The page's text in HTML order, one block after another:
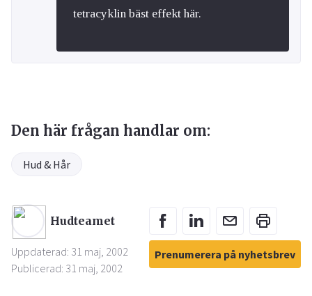
tetracyklin bäst effekt här.
Den här frågan handlar om:
Hud & Hår
Hudteamet
Uppdaterad: 31 maj, 2002
Publicerad: 31 maj, 2002
Prenumerera på nyhetsbrev